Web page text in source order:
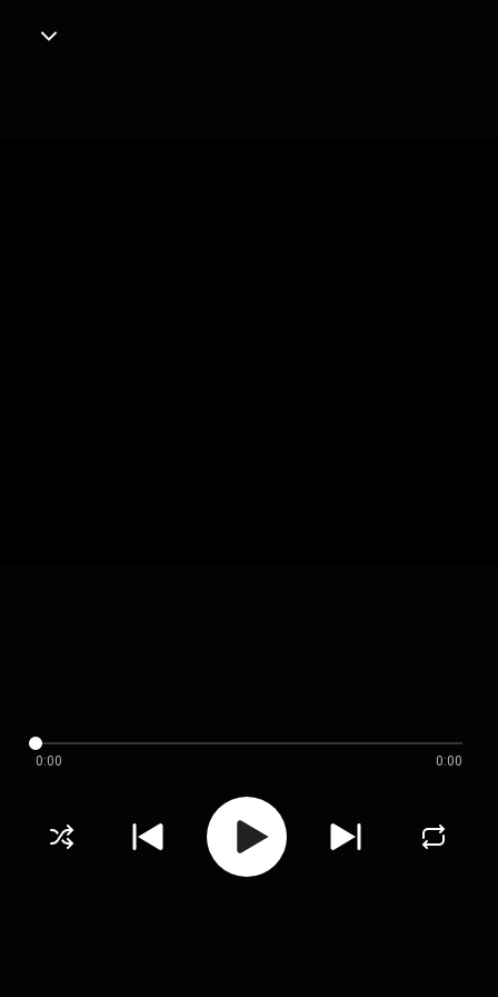
0:00 0:00